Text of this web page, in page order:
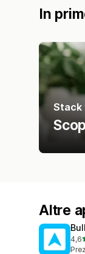
In
Stack
Altre
4,6
137